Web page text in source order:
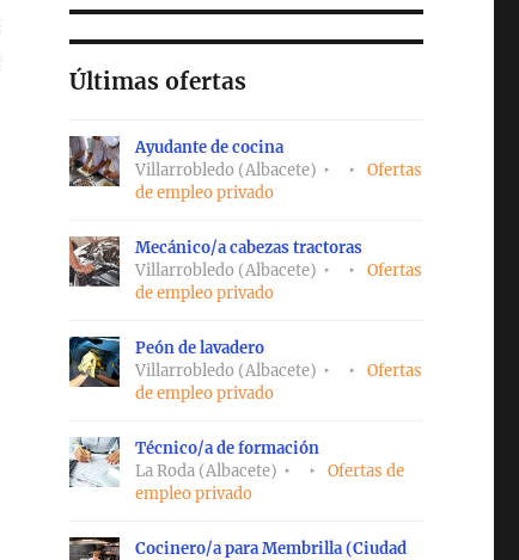
Últimas ofertas
Ayudante de cocina
Villarrobledo (Albacete)
Ofertas
de empleo privado
Mecánico/a cabezas tractoras
Villarrobledo (Albacete)
Ofertas
de empleo privado
Peón de lavadero
Villarrobledo (Albacete)
Ofertas
de empleo privado
Técnico/a de formación
La Roda (Albacete)
Ofertas de
empleo privado
Cocinero/a para Membrilla (Ciudad